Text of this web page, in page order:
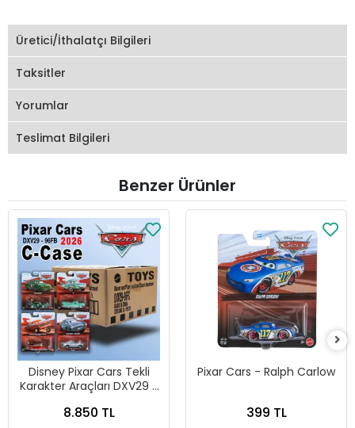
Üretici/İthalatçı Bilgileri
Taksitler
Yorumlar
Teslimat Bilgileri
Benzer Ürünler
Disney Pixar Cars Tekli
Karakter Araçları DXV29 -
8.850 TL
Pixar Cars - Ralph Carlow
399 TL